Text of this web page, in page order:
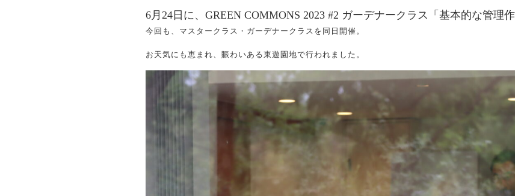
6月24日に、GREEN COMMONS 2023 #2 ガーデナークラス「基本的な管理
今回も、マスタークラス・ガーデナークラスを同日開催。
お天気にも恵まれ、賑わいある東遊園地で行われました。